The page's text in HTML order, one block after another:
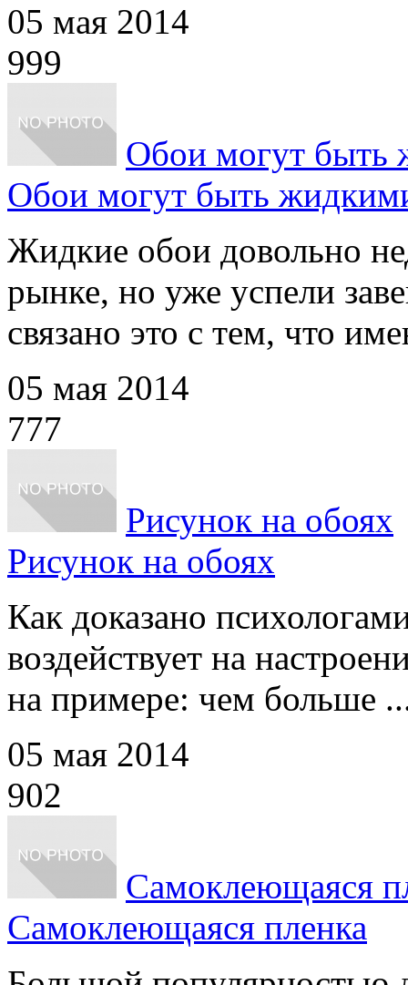
05 мая 2014
999
Обои могут быть
Обои могут быть
Жидкие обои довольно
рынке, но уже успели
связано это с тем, что
05 мая 2014
777
Рисунок на обоях
Рисунок на обоях
Как доказано
воздействует на
на примере: чем больше
05 мая 2014
902
Самоклеющаяся
Самоклеющаяся пленка